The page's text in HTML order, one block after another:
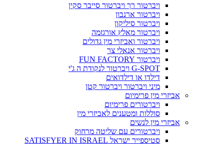
ויברטור רך ויברטור סייבר סקין
ויברטור ארנבון
ויברטור סיליקון
ויברטור מאלץ אורגזמה
ויברטור ואביזרי מין גדולים
ויברטור אנאלי צר
ויברטור FUN FACTORY
G-SPOT ויברטור לנקודת ה ג'י
דילדו או דילדואים
מיני ויברטור ויברטור קטן
אביזרי מין פרימיום
ויברטורים פרימיום
סוללות ומטענים לאביזרי מין
אביזרי מין לנשים
ויברטורים עם שליטה מרחוק
סטיספייר ישראל SATISFYER IN ISRAEL